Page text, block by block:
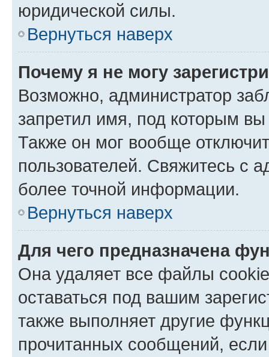
юридической силы.
Вернуться наверх
Почему я не могу
Возможно, администратор
запретил имя, под которым вы
Также он мог вообще
пользователей. Свяжитесь с
более точной информации.
Вернуться наверх
Для чего предназначена
Она удаляет все файлы
оставаться под вашим
также выполняет другие
прочитанных сообщений,